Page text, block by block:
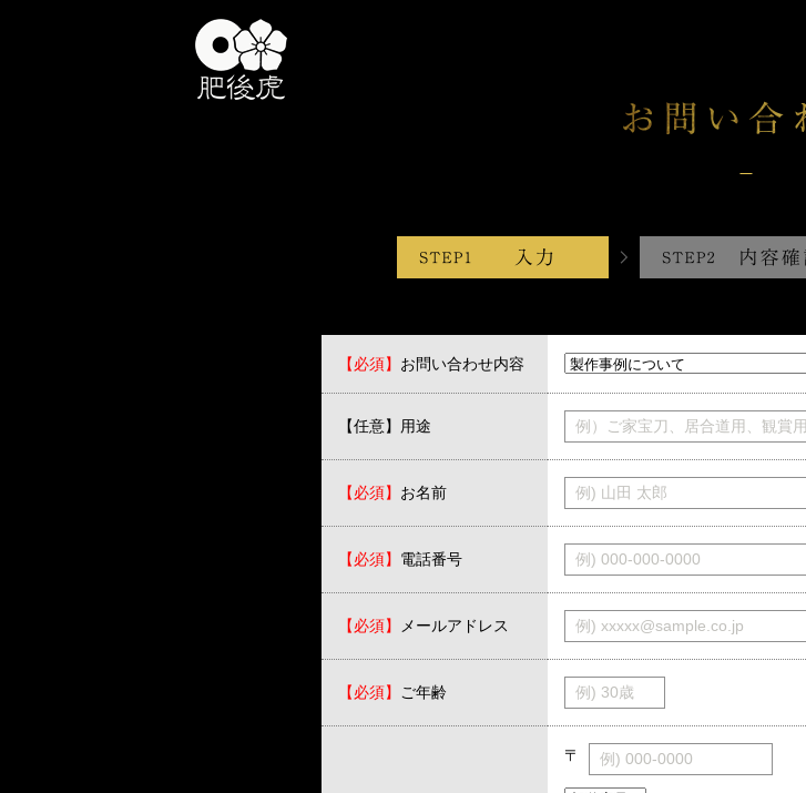
【必須】 お問い合わせ内容
【任意】用途 例）ご家宝刀、居合道用、観賞用
【必須】 お名前 例) 山田 太郎
【必須】 電話番号 例) 000-000-0000
【必須】 メールアドレス 例) xxxxx@sample.co.jp
【必須】 ご年齢 例) 30歳
〒 例) 000-0000